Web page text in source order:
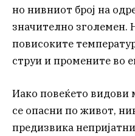
но нивниот број на
значително зголемен.
повисоките
струи и промените во
Иако повеќето видови
се опасни по живот,
предизвика